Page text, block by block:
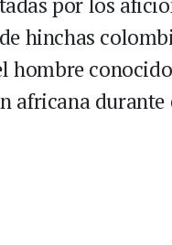
hinchas
hombre
africana durante